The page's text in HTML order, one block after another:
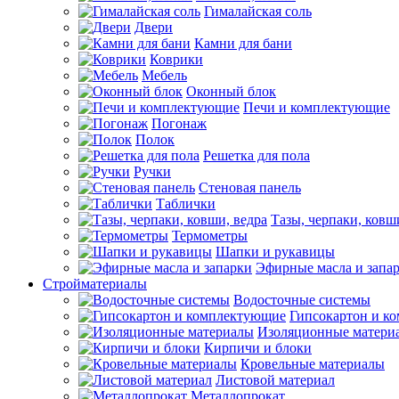
Гималайская соль
Двери
Камни для бани
Коврики
Мебель
Оконный блок
Печи и комплектующие
Погонаж
Полок
Решетка для пола
Ручки
Стеновая панель
Таблички
Тазы, черпаки,
Термометры
Шапки и рукавицы
Эфирные масла и
Стройматериалы
Водосточные системы
Гипсокартон и
Изоляционные
Кирпичи и блоки
Кровельные материалы
Листовой материал
Металлопрокат